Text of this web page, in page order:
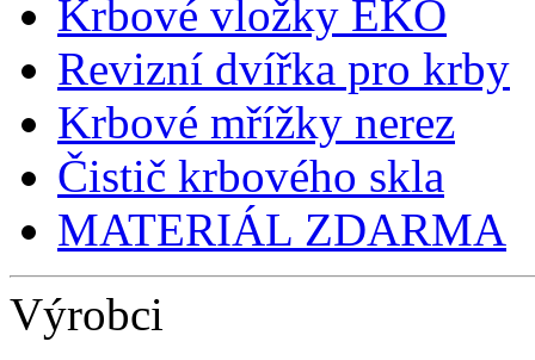
Krbové vložky EKO
Revizní dvířka pro krby
Krbové mřížky nerez
Čistič krbového skla
MATERIÁL ZDARMA
Výrobci